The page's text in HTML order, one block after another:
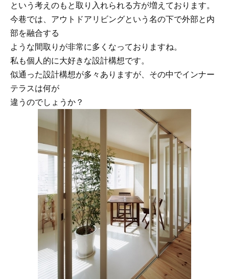
という考えのもと取り入れられる方が増えております。
今巷では、アウトドアリビングという名の下で外部と内
部を融合する
ような間取りが非常に多くなっておりますね。
私も個人的に大好きな設計構想です。
似通った設計構想が多々ありますが、その中でインナー
テラスは何が
違うのでしょうか？